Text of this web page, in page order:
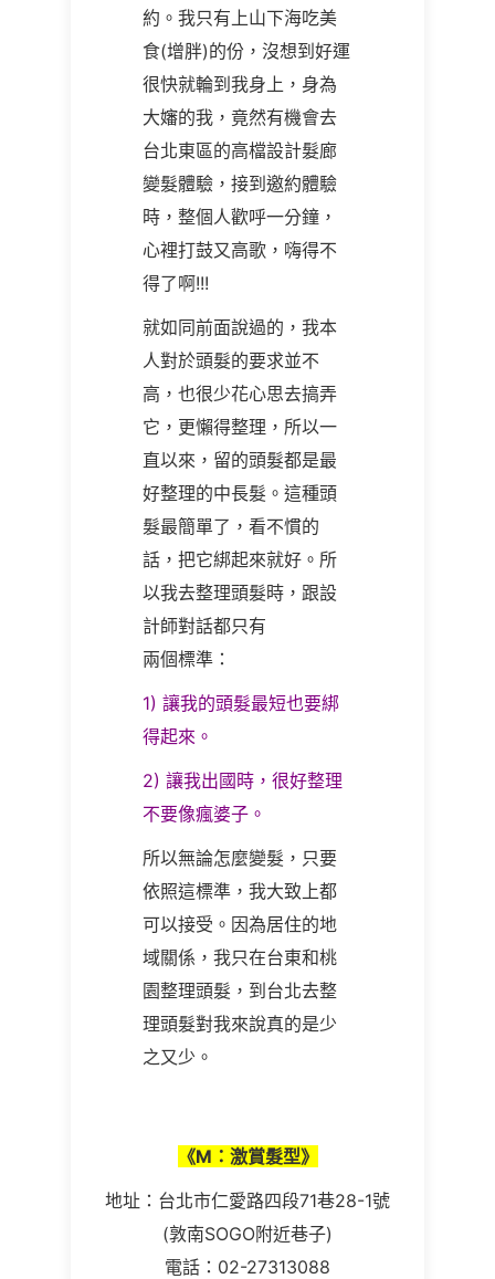
約。我只有上山下海吃美
食(增胖)的份，沒想到好運
很快就輪到我身上，身為
大嬸的我，竟然有機會去
台北東區的高檔設計髮廊
變髮體驗，接到邀約體驗
時，整個人歡呼一分鐘，
心裡打鼓又高歌，嗨得不
得了啊!!!
就如同前面說過的，我本
人對於頭髮的要求並不
高，也很少花心思去搞弄
它，更懶得整理，所以一
直以來，留的頭髮都是最
好整理的中長髮。這種頭
髮最簡單了，看不慣的
話，把它綁起來就好。所
以我去整理頭髮時，跟設
計師對話都只有
兩個標準：
1) 讓我的頭髮最短也要綁
得起來。
2) 讓我出國時，很好整理
不要像瘋婆子。
所以無論怎麼變髮，只要
依照這標準，我大致上都
可以接受。因為居住的地
域關係，我只在台東和桃
園整理頭髮，到台北去整
理頭髮對我來說真的是少
之又少。
《M：激賞髮型》
地址：台北市仁愛路四段71巷28-1號
(敦南SOGO附近巷子)
電話：02-27313088